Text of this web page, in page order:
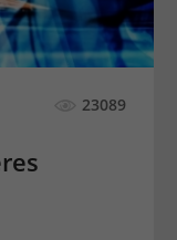
23089